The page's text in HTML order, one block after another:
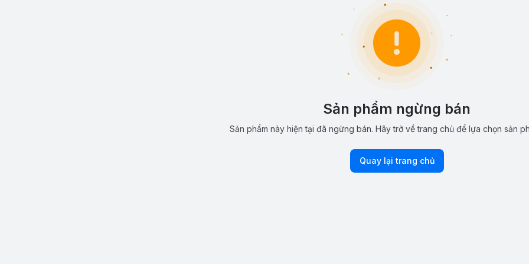
Sản phẩm ngừng bán
Sản phẩm này hiện tại đã ngừng bán. Hãy trở về trang chủ để lựa chọn sản
Quay lại trang chủ